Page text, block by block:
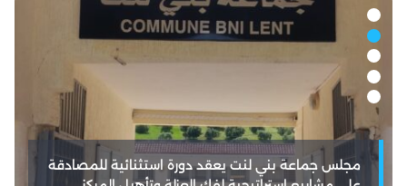
مجلس جماعة بني لنت يعقد دورة استثنائية للمصادقة